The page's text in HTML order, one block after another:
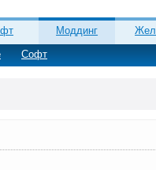
Софт
Моддинг